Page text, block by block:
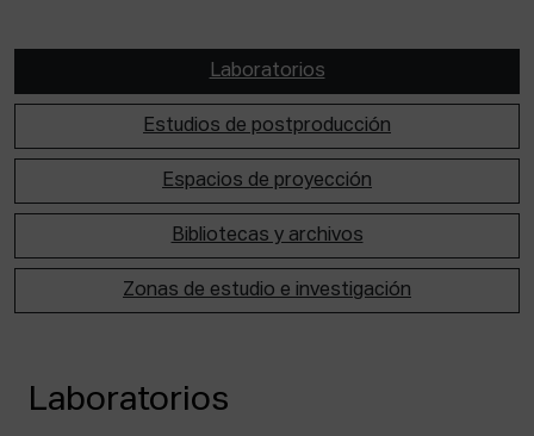
Laboratorios
Estudios de postproducción
Espacios de proyección
Bibliotecas y archivos
Zonas de estudio e investigación
Laboratorios